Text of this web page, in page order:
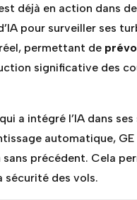
déjà en action dans
pour surveiller ses
permettant de
significative des
a intégré l’IA dans
automatique,
précédent. Cela
sécurité des vols.